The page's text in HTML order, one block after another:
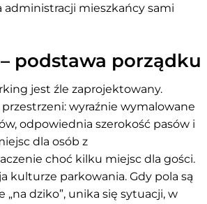
administracji mieszkańcy sami
podstawa porządku
jest źle zaprojektowany.
wyraźnie wymalowane
odpowiednia szerokość pasów i
dla osób z
choć kilku miejsc dla gości.
kulturze parkowania. Gdy pola są
dziko”, unika się sytuacji, w